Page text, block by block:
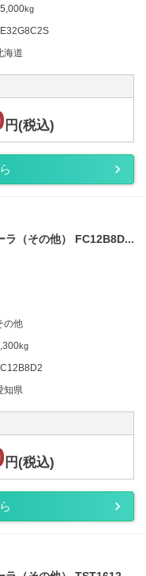
kg
海道
円(税込)
ラ（その他） FC12B8D...
の他
kg
知県
円(税込)